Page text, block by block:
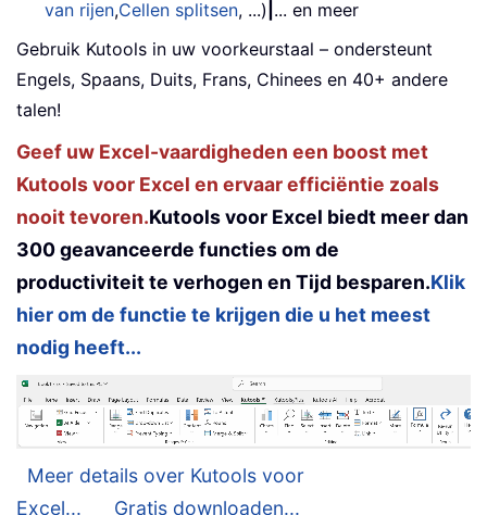
van rijen,Cellen splitsen, ...) ... en meer
Gebruik Kutools in uw voorkeurstaal – ondersteunt
Engels, Spaans, Duits, Frans, Chinees en 40+ andere
talen!
Geef uw Excel-vaardigheden een boost met
Kutools voor Excel en ervaar efficiëntie zoals
nooit tevoren.Kutools voor Excel biedt meer dan
300 geavanceerde functies om de
productiviteit te verhogen en Tijd besparen.Klik
hier om de functie te krijgen die u het meest
nodig heeft...
Meer details over Kutools voor
Excel...
Gratis downloaden...